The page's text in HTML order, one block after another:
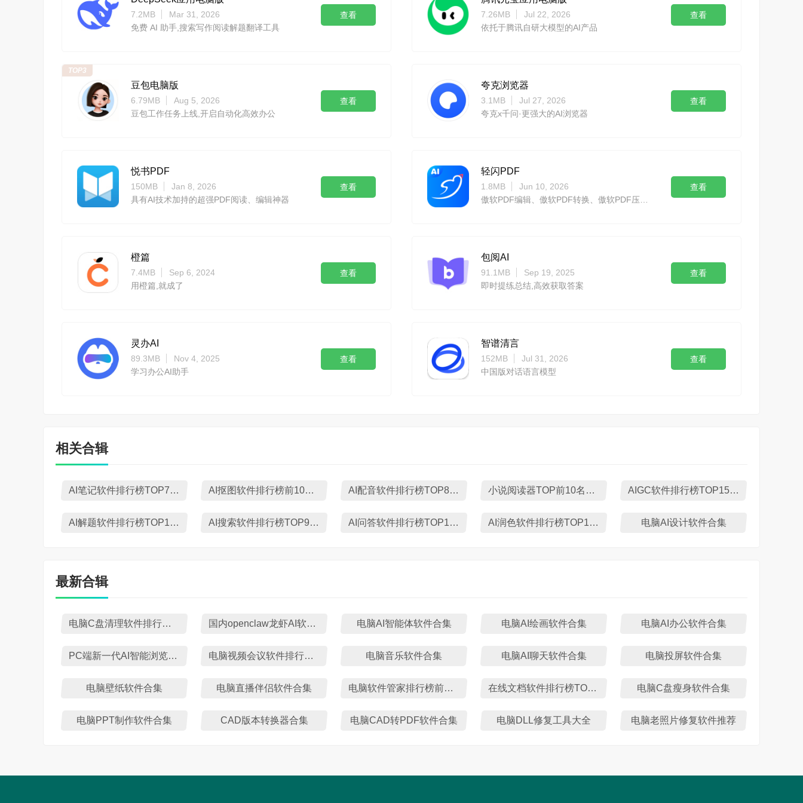
7.2MB
Mar 31, 2026
免费 AI 助手,搜索写作阅读解题翻译工具
查看 7.26MB
Jul 22, 2026
依托于腾讯自研大模型的AI产品
查看
豆包电脑版
6.79MB
Aug 5, 2026
豆包工作任务上线,开启自动化高效办公
查看
TOP3
夸克浏览器
3.1MB
Jul 27, 2026
夸克x千问·更强大的AI浏览器
查看
悦书PDF
150MB
Jan 8, 2026
具有AI技术加持的超强PDF阅读、编辑神器
查看
轻闪PDF
1.8MB
Jun 10, 2026
查看
橙篇
7.4MB
Sep 6, 2024
用橙篇,就成了
查看
包阅AI
91.1MB
Sep 19, 2025
即时提练总结,高效获取答案
查看
灵办AI
89.3MB
Nov 4, 2025
学习办公AI助手
查看
智谱清言
152MB
Jul 31, 2026
中国版对话语言模型
查看
相关合辑
AI笔记软件排行榜TOP7下载 AI抠图软件排行榜前10名下载 AI配音软件排行榜TOP8下载 小说阅读器TOP前10名下载 AIGC软件排行榜TOP15下载
AI解题软件排行榜TOP10下载 AI搜索软件排行榜TOP9下载 AI问答软件排行榜TOP10下载 AI润色软件排行榜TOP10下载 电脑AI设计软件合集
最新合辑
电脑C盘清理软件排行榜TOP10 国内openclaw龙虾AI软件盘点 电脑AI智能体软件合集 电脑AI绘画软件合集 电脑AI办公软件合集
PC端新一代AI智能浏览器推荐 电脑视频会议软件排行榜TOP10 电脑音乐软件合集 电脑AI聊天软件合集 电脑投屏软件合集
电脑壁纸软件合集 电脑直播伴侣软件合集 电脑软件管家排行榜前十名 在线文档软件排行榜TOP10下载 电脑C盘瘦身软件合集
电脑PPT制作软件合集 CAD版本转换器合集 电脑CAD转PDF软件合集 电脑DLL修复工具大全 电脑老照片修复软件推荐